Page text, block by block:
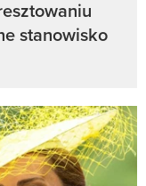
stanowisko